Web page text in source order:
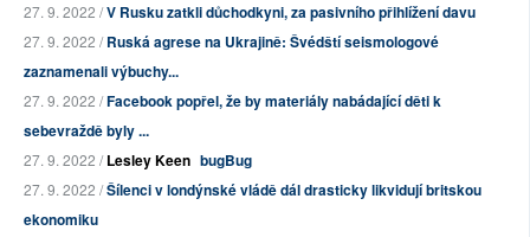
27. 9. 2022 /V Rusku zatkli důchodkyni, za pasivního přihlížení davu
27. 9. 2022 /Ruská agrese na Ukrajině: Švédští seismologové
zaznamenali výbuchy...
27. 9. 2022 /Facebook popřel, že by materiály nabádající děti k
sebevraždě byly ...
27. 9. 2022 /Lesley Keen bugBug
27. 9. 2022 /Šílenci v londýnské vládě dál drasticky likvidují britskou
ekonomiku